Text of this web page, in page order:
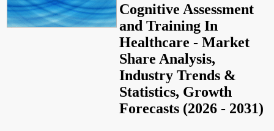
Cognitive Assessment
and Training In
Healthcare - Market
Share Analysis,
Industry Trends &
Statistics, Growth
Forecasts (2026 - 2031)